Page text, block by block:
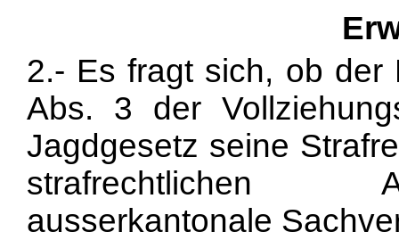
2.- Es fragt sich, ob der
Abs. 3 der
Jagdgesetz seine
strafrechtlichen
ausserkantonale